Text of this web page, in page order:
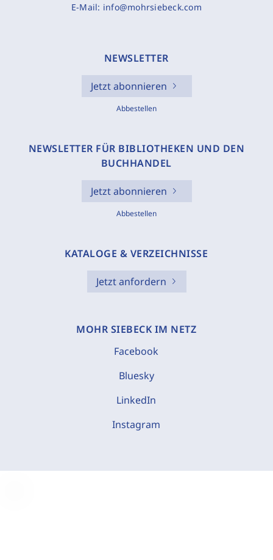
E-Mail: info@mohrsiebeck.com
NEWSLETTER
Jetzt abonnieren
Abbestellen
NEWSLETTER FÜR BIBLIOTHEKEN UND DEN
BUCHHANDEL
Jetzt abonnieren
Abbestellen
KATALOGE & VERZEICHNISSE
Jetzt anfordern
MOHR SIEBECK IM NETZ
Facebook
Bluesky
LinkedIn
Instagram